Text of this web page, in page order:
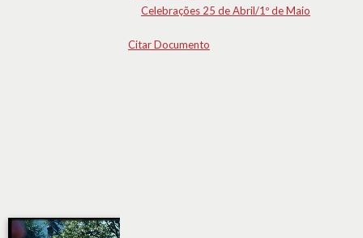
Celebrações 25 de Abril/1º de Maio
Citar Documento